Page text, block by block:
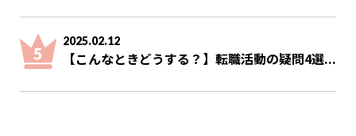
2025.02.12
【こんなときどうする？】転職活動の疑問4選...